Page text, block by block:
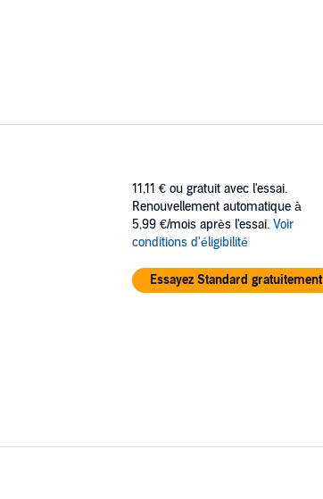
11,11 € ou gratuit avec l'essai.
Renouvellement automatique à
5,99 €/mois après l'essai. Voir
conditions d'éligibilité
Essayez Standard gratuitement